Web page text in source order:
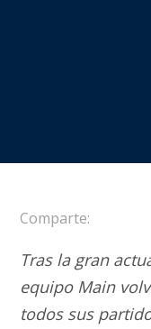
Comparte:
Tras la gran
equipo Main
todos sus